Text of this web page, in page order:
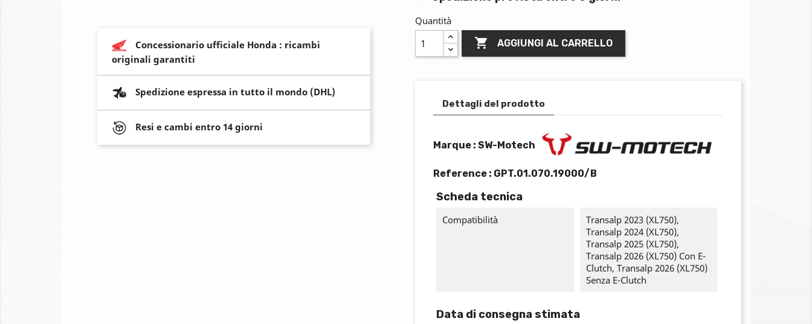
Concessionario ufficiale Honda : ricambi
originali garantiti
Spedizione espressa in tutto il mondo (DHL)
Resi e cambi entro 14 giorni
Quantità
 AGGIUNGI AL CARRELLO
Dettagli del prodotto
Marque : SW-Motech
Reference : GPT.01.070.19000/B
Scheda tecnica
Compatibilità
Transalp 2023 (XL750),
Transalp 2024 (XL750),
Transalp 2025 (XL750),
Transalp 2026 (XL750) Con E-
Clutch, Transalp 2026 (XL750)
Senza E-Clutch
Data di consegna stimata